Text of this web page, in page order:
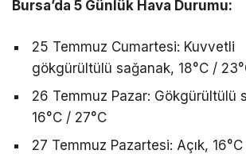
Bursa’da 5 Günlük Hava Durumu:
25 Temmuz Cumartesi: Kuvvetli
gökgürültülü sağanak, 18°C /
26 Temmuz Pazar: Gökgürültülü
16°C / 27°C
27 Temmuz Pazartesi: Açık,